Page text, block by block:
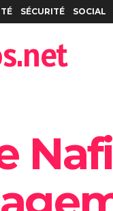
SÉCURITÉ SOCIAL